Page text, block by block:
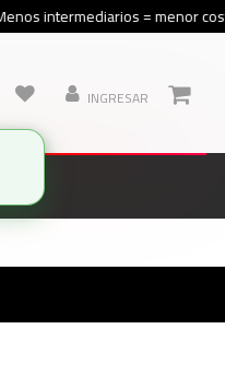
intermediarios = menor costo
INGRESAR